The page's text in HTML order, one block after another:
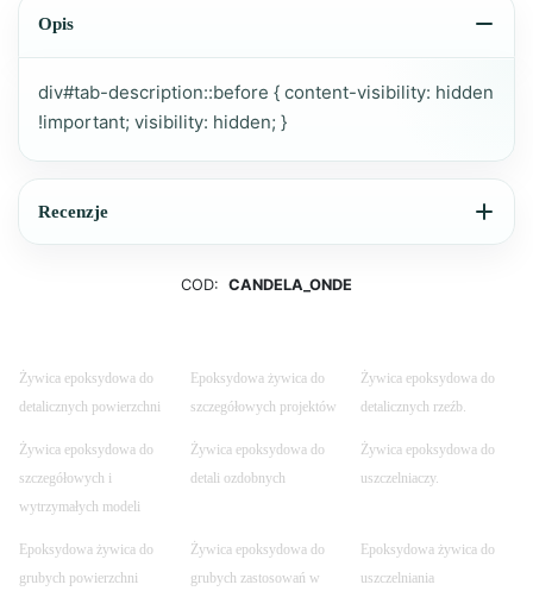
Opis
div#tab-description::before { content-visibility: hidden
!important; visibility: hidden; }
Recenzje
COD: CANDELA_ONDE
Żywica epoksydowa do
detalicznych powierzchni
Epoksydowa żywica do
szczegółowych projektów
Żywica epoksydowa do
detalicznych rzeźb.
Żywica epoksydowa do
szczegółowych i
wytrzymałych modeli
Żywica epoksydowa do
detali ozdobnych
Żywica epoksydowa do
uszczelniaczy.
Epoksydowa żywica do
grubych powierzchni
Żywica epoksydowa do
grubych zastosowań w
Epoksydowa żywica do
uszczelniania